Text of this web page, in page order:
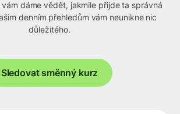
dáme vědět, jakmile přijde ta správná
denním přehledům vám neunikne nic
důležitého.
Sledovat směnný kurz